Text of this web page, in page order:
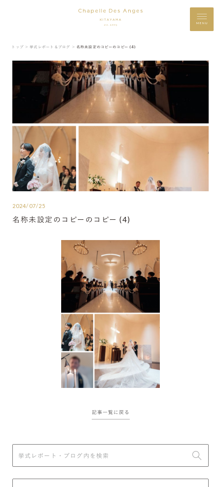
MENU
トップ ＞ 挙式レポート＆ブログ ＞ 名称未設定のコピーのコピー (4)
2024/07/25
名称未設定のコピーのコピー (4)
記事一覧に戻る